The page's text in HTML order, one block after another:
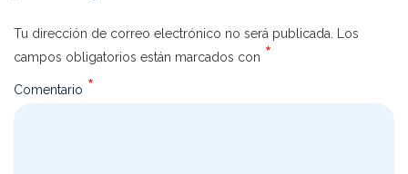
Tu dirección de correo electrónico no será publicada. Los
campos obligatorios están marcados con *
Comentario *